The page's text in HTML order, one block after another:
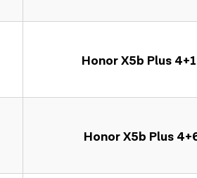
Honor X5b Plus
Honor X5b Plus